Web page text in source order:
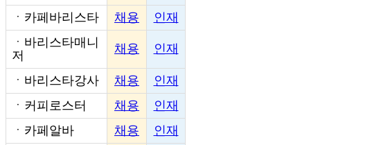
ㆍ 카페바리스타 채용
인재
ㆍ 바리스타매니
저
채용 인재
ㆍ 바리스타강사 채용
인재
ㆍ 커피로스터 채용
인재
ㆍ 카페알바 채용
인재